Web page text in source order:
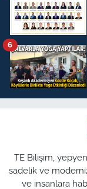
6
TE Bilişim,
sadelik ve
ve insanlara